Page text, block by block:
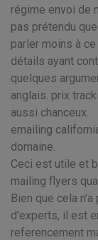
régime envoi de
pas prétendu
parler moins à
détails ayant
quelques
anglais. prix
aussi chanceux.
emailing
domaine.
Ceci est utile et
mailing flyers
Bien que cela
d'experts, il est
referencement